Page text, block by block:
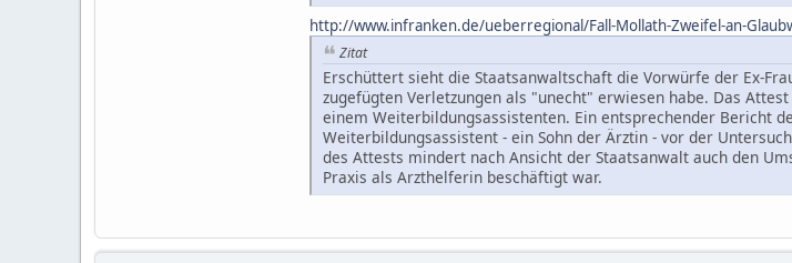
http://www.infranken.de/ueberregional/Fall-Mollath-Zweifel-an-
Zitat
Erschüttert sieht die Staatsanwaltschaft die Vorwürfe der Ex-
zugefügten Verletzungen als "unecht" erwiesen habe. Das
einem Weiterbildungsassistenten. Ein entsprechender Bericht
Weiterbildungsassistent - ein Sohn der Ärztin - vor der
des Attests mindert nach Ansicht der Staatsanwalt auch den
Praxis als Arzthelferin beschäftigt war.